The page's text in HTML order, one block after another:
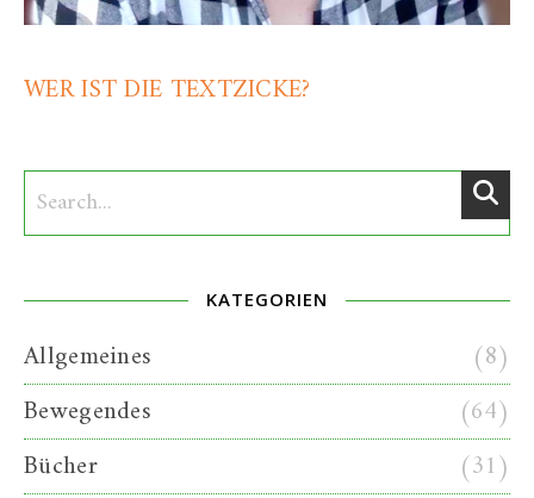
WER IST DIE TEXTZICKE?
KATEGORIEN
Allgemeines
(8)
Bewegendes
(64)
Bücher
(31)